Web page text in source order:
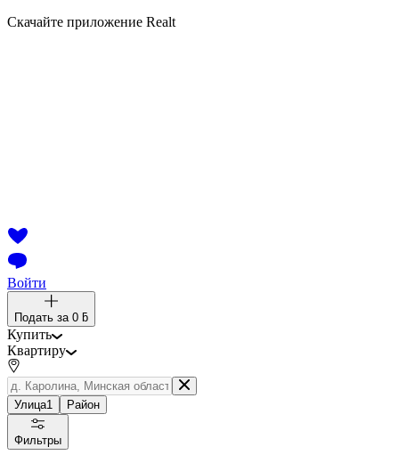
Скачайте приложение Realt
Войти
Подать за 0 ƃ
Купить
Квартиру
Улица1 Район
Фильтры